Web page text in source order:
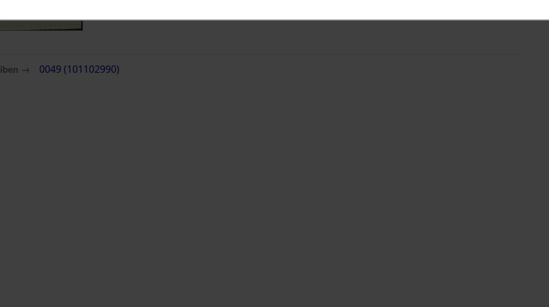
→ 0049 (101102990)